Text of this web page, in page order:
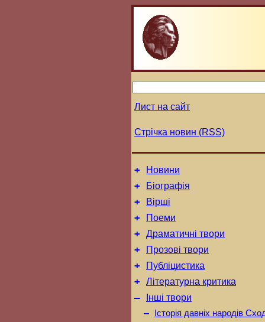
Лист на сайт
Стрічка новин (RSS)
+ Новини
+ Біографія
+ Вірші
+ Поеми
+ Драматичні твори
+ Прозові твори
+ Публіцистика
+ Літературна критика
–
Інші твори
–
Історія давніх народів